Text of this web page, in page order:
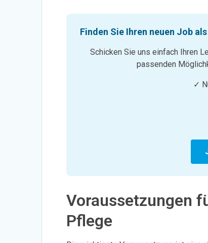
Finden Sie Ihren neuen Job
Schicken Sie uns einfach Ihren
passenden
✓
Voraussetzungen
Pflege